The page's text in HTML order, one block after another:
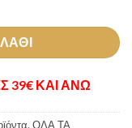
39€ ΚΑΙ ΑΝΩ
, ΟΛΑ ΤΑ